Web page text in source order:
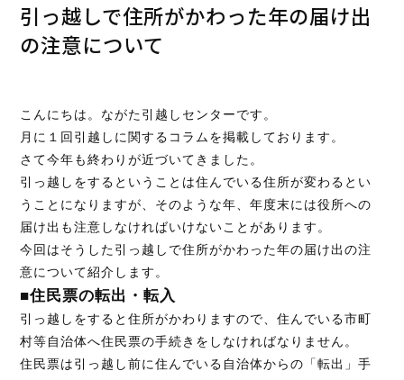
お問い合わせ
お見積り無料！
お気軽にお問い合わせください。
095-839-1983
Webから簡単お見積り！
引っ越しで住所がかわった年の届け出
の注意について
こんにちは。ながた引越しセンターです。
月に１回引越しに関するコラムを掲載しております。
さて今年も終わりが近づいてきました。
引っ越しをするということは住んでいる住所が変わるとい
うことになりますが、そのような年、年度末には役所への
届け出も注意しなければいけないことがあります。
今回はそうした引っ越しで住所がかわった年の届け出の注
意について紹介します。
■住民票の転出・転入
引っ越しをすると住所がかわりますので、住んでいる市町
村等自治体へ住民票の手続きをしなければなりません。
住民票は引っ越し前に住んでいる自治体からの「転出」手